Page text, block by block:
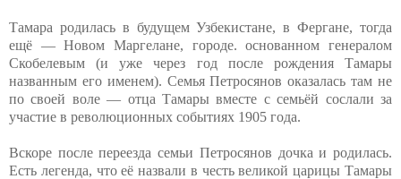
Тамара родилась в будущем Узбекистане, в Фергане, тогда
ещё — Новом Маргелане, городе. основанном генералом
Скобелевым (и уже через год после рождения Тамары
названным его именем). Семья Петросянов оказалась там не
по своей воле — отца Тамары вместе с семьёй сослали за
участие в революционных событиях 1905 года.
Вскоре после переезда семьи Петросянов дочка и родилась.
Есть легенда, что её назвали в честь великой царицы Тамары